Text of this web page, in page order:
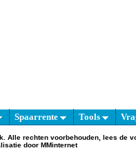
Spaarrente Tools
Alle rechten voorbehouden, lees de
door MMinternet